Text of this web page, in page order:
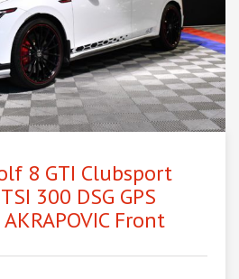
8 GTI Clubsport
300 DSG GPS
Front